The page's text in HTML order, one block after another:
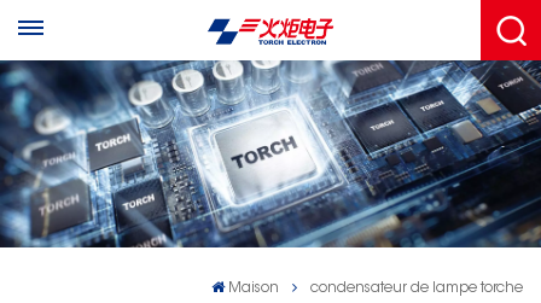
Maison condensateur de lampe torche